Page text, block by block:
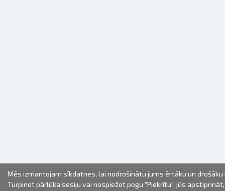
Mēs izmantojam sīkdatnes, lai nodrošinātu jums ērtāku un
Turpinot pārlūka sesiju vai nospiežot pogu "Piekrītu", jūs